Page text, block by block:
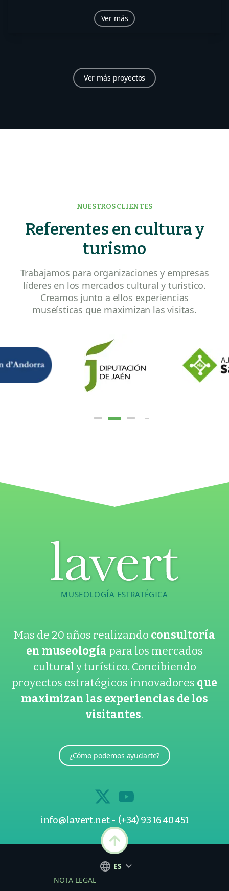
Ver más
Ver más proyectos
Referentes en cultura y
turismo
NUESTROS CLIENTES
Trabajamos para organizaciones y empresas
líderes en los mercados cultural y turístico.
Creamos junto a ellos experiencias
museísticas que maximizan las visitas.
MUSEOLOGÍA ESTRATÉGICA
Mas de 20 años realizando consultoría
en museología para los mercados
cultural y turístico. Concibiendo
proyectos estratégicos innovadores que
maximizan las experiencias de los
visitantes.
¿Cómo podemos ayudarte?
info@lavert.net - (+34) 93 16 40 451
NOTA LEGAL
ES